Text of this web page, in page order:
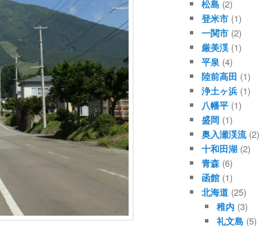
松島(2)
登米市(1)
一関市(2)
厳美渓(1)
平泉 (4)
陸前高田 (1)
浄土ヶ浜(1)
八幡平(1)
盛岡(1)
奥入瀬渓流(2)
十和田湖(2)
青森(6)
函館(1)
北海道(25)
稚内 (3)
礼文島 (5)